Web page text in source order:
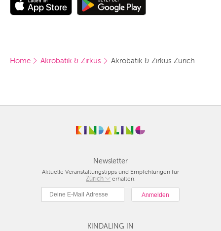
Home Akrobatik & Zirkus Akrobatik & Zirkus Zürich
Newsletter
Aktuelle Veranstaltungstipps und Empfehlungen für
Zürich
Berlin
München
Hamburg
Köln
erhalten.
KINDALING IN